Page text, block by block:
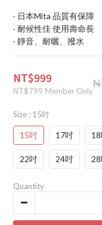
‧ 日本Mita 品質有保障
‧ 耐候性佳 使用壽命長
‧ 靜音、耐曬、撥水
NT$999
NT$799 Member Only
Size : 15吋
15吋 17吋
22吋 24吋
Quantity